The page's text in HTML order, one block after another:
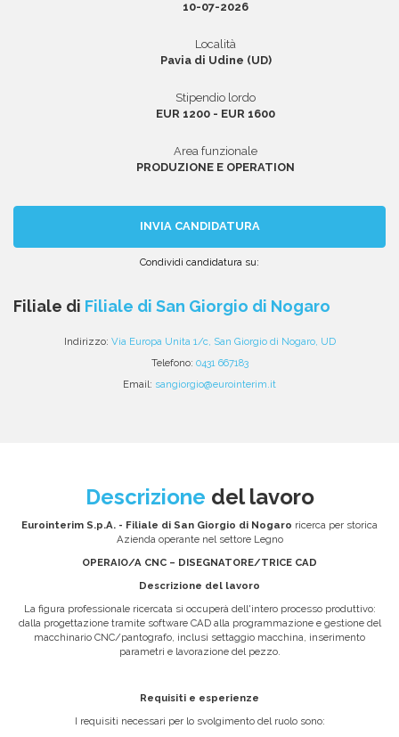
10-07-2026
Località
Pavia di Udine (UD)
Stipendio lordo
EUR 1200 - EUR 1600
Area funzionale
PRODUZIONE E OPERATION
INVIA CANDIDATURA
Condividi candidatura su:
email
Facebook
Twitter
Linkedin
WhatsApp
Filiale di Filiale di San Giorgio di Nogaro
Indirizzo: Via Europa Unita 1/c, San Giorgio di Nogaro, UD
Telefono: 0431 667183
Email: sangiorgio@eurointerim.it
Descrizione del lavoro
Eurointerim S.p.A. - Filiale di San Giorgio di Nogaro ricerca per storica
Azienda operante nel settore Legno
OPERAIO/A CNC – DISEGNATORE/TRICE CAD
Descrizione del lavoro
La figura professionale ricercata si occuperà dell'intero processo produttivo:
dalla progettazione tramite software CAD alla programmazione e gestione del
macchinario CNC/pantografo, inclusi settaggio macchina, inserimento
parametri e lavorazione del pezzo.
Requisiti e esperienze
I requisiti necessari per lo svolgimento del ruolo sono: